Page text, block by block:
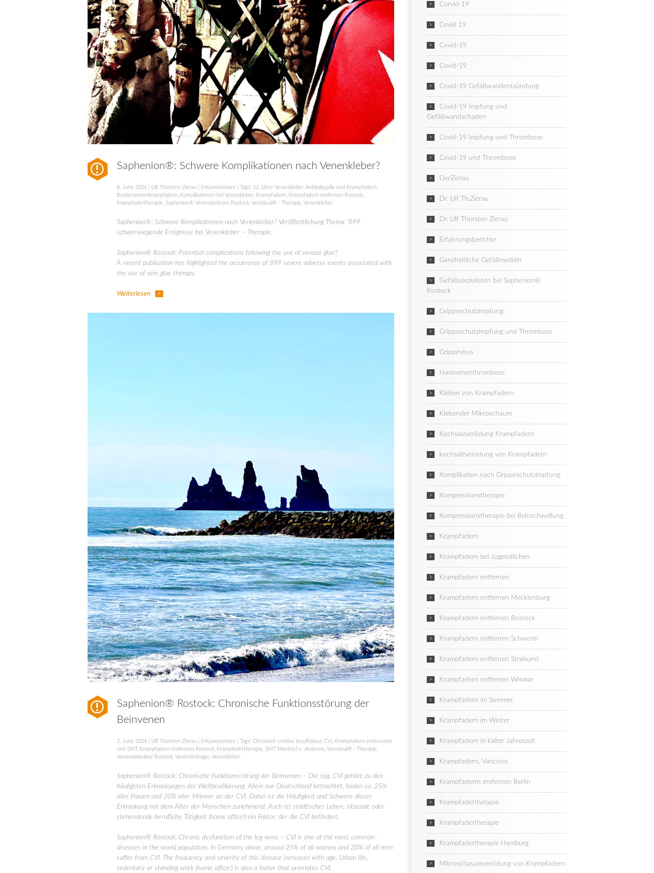
Saphenion®: Schwere Komplikationen nach Venenkleber?
8. June 2026 Ulf Thorsten Zierau 0 Kommentare | Tags: 12 Jahre Venenkleber, Antibabypille und Krampfadern,
Beckenvenenkrampfadern, Komplikationen bei Venenkleber, Krampfadern, Krampfadern entfernen Rostock,
Krampfadertherapie, Saphenion® Venenzentrum Rostock, VenaSeal® - Therapie, Venenkleber
Saphenion®: Schwere Komplikationen nach Venenkleber? Veröffentlichung Thema “899
schwerwiegende Ereignisse bei Venenkleber – Therapie.
Saphenion® Rostock: Potential complications following the use of venous glue?
A recent publication has highlighted the occurrence of 899 severe adverse events associated with
the use of vein glue therapy.
Weiterlesen
Saphenion® Rostock: Chronische Funktionsstörung der
Beinvenen
2. June 2026 Ulf Thorsten Zierau 0 Kommentare | Tags: Chronisch venöse Insuffizienz CVI
Krampfadern endovenös
und SMT, Krampfadern entfernen Rostock Krampfadertherapie SMT Manfred v. Ardenne VenaSeal® - Therapie
Venenambulanz Rostock Venendrainage Venenkleber
Saphenion® Rostock: Chronische Funktionsstörung der Beinvenen – Die sog. CVI gehört zu den
häufigsten Erkrankungen der Weltbevölkerung. Allein nur Deutschland betrachtet, leiden ca. 25%
aller Frauen und 20% aller Männer an der CVI. Dabei ist die Häufigkeit und Schwere dieser
Erkrankung mit dem Alter der Menschen zunehmend. Auch ist städtisches Leben, sitzende oder
stehendende berufliche Tätigkeit (home office!) ein Faktor, der die CVI befördert.
Saphenion® Rostock: Chronic dysfunction of the leg veins – CVI is one of the most common
diseases in the world population. In Germany alone, around 25% of all women and 20% of all men
suffer from CVI. The frequency and severity of this disease increases with age. Urban life,
sedentary or standing work (home office!) is also a factor that promotes CVI.
Corvid-19
Covid 19
Covid-19
Covid-19
Covid-19 Gefäßwandentzündung
Covid-19 Impfung und
Gefäßwandschaden
Covid-19 Impfung und Thrombose
Covid-19 und Thrombose
DerZierau
Dr. Ulf Th.Zierau
Dr. Ulf Thorsten Zierau
Erfahrungsberichte
Ganzheitliche Gefäßmedizin
Gefäßspezialisten bei Saphenion®
Rostock
Grippeschutzimpfung
Grippeschutzimpfung und Thrombose
Grippevirus
Hautvenenthrombose
Kleben von Krampfadern
Klebender Mikroschaum
Kochsalzverödung Krampfadern
kochsalzverödung von Krampfadern
Komplikation nach Grippeschutzimpfung
Kompressionstherapie
Kompressionstherapie bei Beinschwellung
Krampfadern
Krampfadern bei Jugendlichen
Krampfadern entfernen
Krampfadern entfernen Mecklenburg
Krampfadern entfernen Rostock
Krampfadern entfernen Schwerin
Krampfadern entfernen Stralsund
Krampfadern entfernen Wismar
Krampfadern im Sommer
Krampfadern im Winter
Krampfadern in kalter Jahreszeit
Krampfadern, Varicosis
Krampfaderrn entfernen Berlin
Krampfadertherapie
Krampfadertherapie
Krampfadertherapie Hamburg
Mikroschasumverödung von Krampfadern